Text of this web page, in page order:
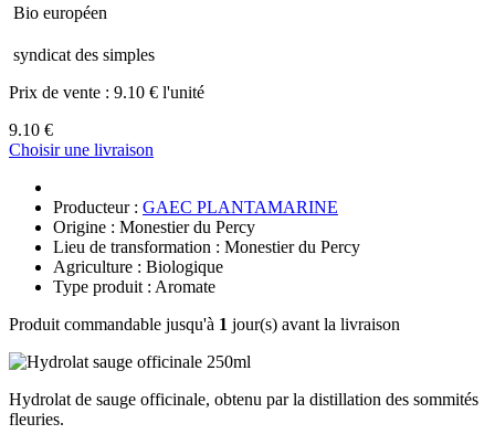
Bio européen
syndicat des simples
Prix de vente : 9.10 € l'unité
9.10 €
Choisir une livraison
Producteur : GAEC PLANTAMARINE
Origine : Monestier du Percy
Lieu de transformation : Monestier du Percy
Agriculture : Biologique
Type produit : Aromate
Produit commandable jusqu'à 1 jour(s) avant la livraison
Hydrolat de sauge officinale, obtenu par la distillation des sommités
fleuries.